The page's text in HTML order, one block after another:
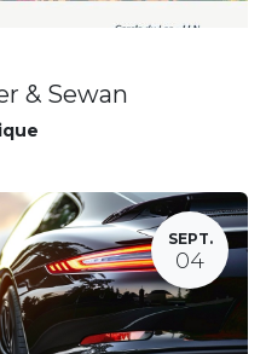
& Sewan
SEPT.
04